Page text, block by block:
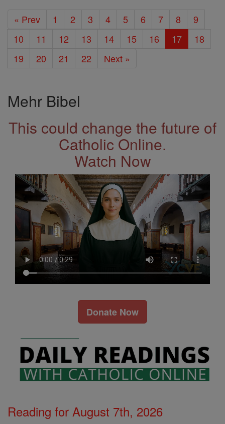
« Prev 1 2 3 4 5 6 7 8
9
10
11 12 13 14 15 16 17
18
19
20 21 22 Next »
Mehr Bibel
This could change the future of
Catholic Online.
Watch Now
Donate Now
Reading for August 7th, 2026